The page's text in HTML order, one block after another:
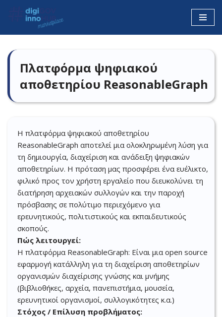
Μεταπηδήστε
περιεχόμενο
Πλατφόρμα ψηφιακού
αποθετηρίου ReasonableGraph
Η πλατφόρμα ψηφιακού αποθετηρίου
ReasonableGraph αποτελεί μια ολοκληρωμένη λύση για
τη δημιουργία, διαχείριση και ανάδειξη ψηφιακών
αποθετηρίων. Η πρόταση μας προσφέρει ένα ευέλικτο,
φιλικό προς τον χρήστη εργαλείο που διευκολύνει τη
διατήρηση αρχειακών συλλογών και την παροχή
πρόσβασης σε πολύτιμο περιεχόμενο για
ερευνητικούς, πολιτιστικούς και εκπαιδευτικούς
σκοπούς.
Πώς λειτουργεί:
Η πλατφόρμα ReasonableGraph: Είναι μια open source
εφαρμογή κατάλληλη για τη διαχείριση αποθετηρίων
οργανισμών διαχείρισης γνώσης και μνήμης
(βιβλιοθήκες, αρχεία, πανεπιστήμια, μουσεία,
ερευνητικοί οργανισμοί, συλλογικότητες κ.α.)
Στόχος / Επίλυση προβλήματος: